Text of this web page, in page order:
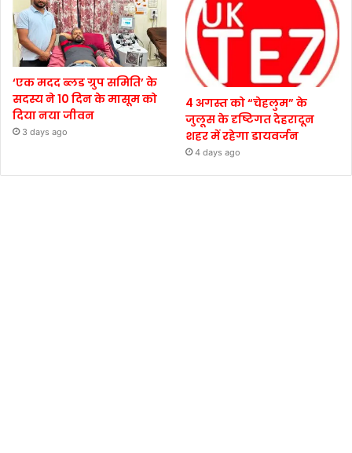
‘एक मदद ब्लड ग्रुप समिति’ के
सदस्य ने 10 दिन के मासूम को
दिया नया जीवन
3 days ago
4 अगस्त को “चेहलुम” के
जुलूस के दृष्टिगत देहरादून
शहर में रहेगा डायवर्जन
4 days ago